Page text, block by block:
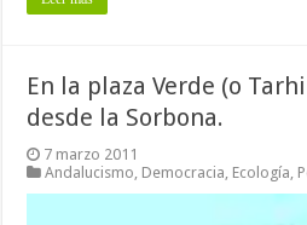
En la plaza Verde (o
desde la Sorbona.
7 marzo 2011
Andalucismo Democracia Ecología